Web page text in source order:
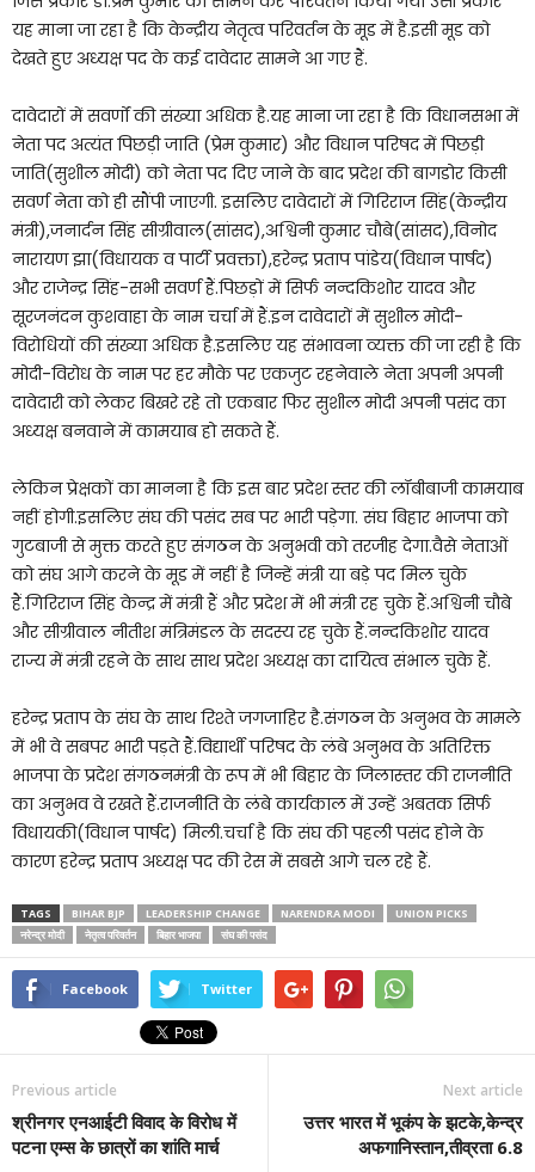
यह माना जा रहा है कि केन्द्रीय नेतृत्व परिवर्तन के मूड में है.इसी मूड को
देखते हुए अध्यक्ष पद के कई दावेदार सामने आ गए हैं.
दावेदारों में सवर्णों की संख्या अधिक है.यह माना जा रहा है कि विधानसभा में
नेता पद अत्यंत पिछड़ी जाति (प्रेम कुमार) और विधान परिषद में पिछड़ी
जाति(सुशील मोदी) को नेता पद दिए जाने के बाद प्रदेश की बागडोर किसी
सवर्ण नेता को ही सौंपी जाएगी. इसलिए दावेदारों में गिरिराज सिंह(केन्द्रीय
मंत्री),जनार्दन सिंह सीग्रीवाल(सांसद),अश्विनी कुमार चौबे(सांसद),विनोद
नारायण झा(विधायक व पार्टी प्रवक्ता),हरेन्द्र प्रताप पांडेय(विधान पार्षद)
और राजेन्द्र सिंह-सभी सवर्ण हैं.पिछड़ों में सिर्फ नन्दकिशोर यादव और
सूरजनंदन कुशवाहा के नाम चर्चा में हैं.इन दावेदारों में सुशील मोदी-
विरोधियों की संख्या अधिक है.इसलिए यह संभावना व्यक्त की जा रही है कि
मोदी-विरोध के नाम पर हर मौके पर एकजुट रहनेवाले नेता अपनी अपनी
दावेदारी को लेकर बिखरे रहे तो एकबार फिर सुशील मोदी अपनी पसंद का
अध्यक्ष बनवाने में कामयाब हो सकते हैं.
लेकिन प्रेक्षकों का मानना है कि इस बार प्रदेश स्तर की लॉबीबाजी कामयाब
नहीं होगी.इसलिए संघ की पसंद सब पर भारी पड़ेगा. संघ बिहार भाजपा को
गुटबाजी से मुक्त करते हुए संगठन के अनुभवी को तरजीह देगा.वैसे नेताओं
को संघ आगे करने के मूड में नहीं है जिन्हें मंत्री या बड़े पद मिल चुके
हैं.गिरिराज सिंह केन्द्र में मंत्री हैं और प्रदेश में भी मंत्री रह चुके हैं.अश्विनी चौबे
और सीग्रीवाल नीतीश मंत्रिमंडल के सदस्य रह चुके हैं.नन्दकिशोर यादव
राज्य में मंत्री रहने के साथ साथ प्रदेश अध्यक्ष का दायित्व संभाल चुके हैं.
हरेन्द्र प्रताप के संघ के साथ रिश्ते जगजाहिर है.संगठन के अनुभव के मामले
में भी वे सबपर भारी पड़ते हैं.विद्यार्थी परिषद के लंबे अनुभव के अतिरिक्त
भाजपा के प्रदेश संगठनमंत्री के रूप में भी बिहार के जिलास्तर की राजनीति
का अनुभव वे रखते हैं.राजनीति के लंबे कार्यकाल में उन्हें अबतक सिर्फ
विधायकी(विधान पार्षद) मिली.चर्चा है कि संघ की पहली पसंद होने के
कारण हरेन्द्र प्रताप अध्यक्ष पद की रेस में सबसे आगे चल रहे हैं.
TAGS BIHAR BJP LEADERSHIP CHANGE NARENDRA MODI
UNION PICKS
नरेन्द्र मोदी
नेतृत्व परिवर्तन बिहार भाजपा संघ की पसंद
Facebook Twitter
Previous article
श्रीनगर एनआईटी विवाद के विरोध में
पटना एम्स के छात्रों का शांति मार्च
Next article
उत्तर भारत में भूकंप के झटके,केन्द्र
अफगानिस्तान,तीव्रता 6.8